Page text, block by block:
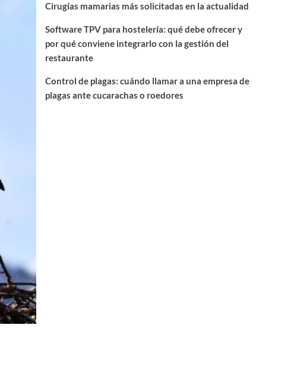
Cirugías mamarias más solicitadas en la actualidad
Software TPV para hostelería: qué debe ofrecer y
por qué conviene integrarlo con la gestión del
restaurante
Control de plagas: cuándo llamar a una empresa de
plagas ante cucarachas o roedores